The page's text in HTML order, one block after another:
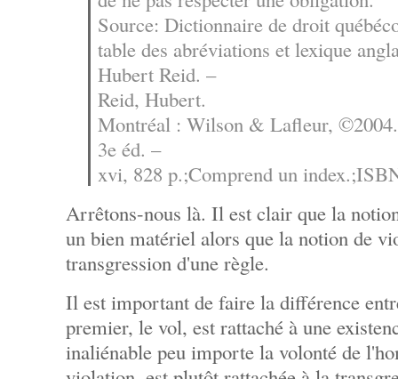
Source: Dictionnaire de droit
table des abréviations et lexique
Hubert Reid. –
Reid, Hubert.
Montréal : Wilson & Lafleur, ©2004.
3e éd. –
xvi, 828 p.;Comprend un
Arrêtons-nous là. Il est clair que la
un bien matériel alors que la notion de
transgression d'une règle.
Il est important de faire la différence
premier, le vol, est rattaché à une
inaliénable peu importe la volonté de